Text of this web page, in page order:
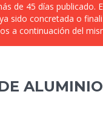
de 45 días publicado.
sido concretada o
a continuación del
ALUMINIO